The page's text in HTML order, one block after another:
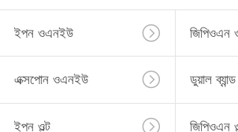
এসএফপি মডিউল
ইপন ওএনইউ জিপিওএন
এক্সপোন ওএনইউ ডুয়াল
ইপন ওল্ট জিপিওএন